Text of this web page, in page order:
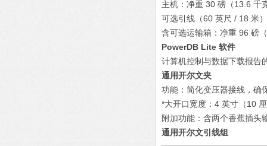
主机：净重 30 磅（13.6 千
可选引线（60 英尺 / 18 米
含可选运输箱：净重 96 磅
PowerDB Lite 软件
计算机控制与数据下载报告
通用开尔文夹
功能：简化变压器接线，确
*大开口宽度：4 英寸（10
附加功能：含两个香蕉插头
通用开尔文引线组